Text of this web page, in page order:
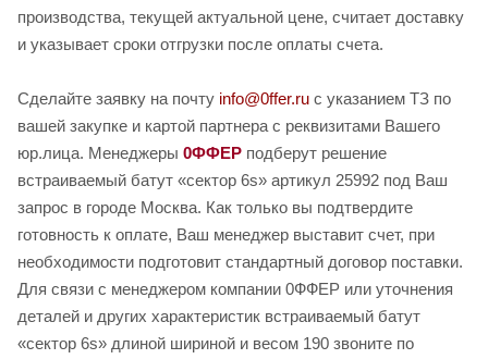
производства, текущей актуальной цене, считает доставку
и указывает сроки отгрузки после оплаты счета.
Сделайте заявку на почту info@0ffer.ru с указанием ТЗ по
вашей закупке и картой партнера с реквизитами Вашего
юр.лица. Менеджеры 0ФФЕР подберут решение
встраиваемый батут «сектор 6s» артикул 25992 под Ваш
запрос в городе Москва. Как только вы подтвердите
готовность к оплате, Ваш менеджер выставит счет, при
необходимости подготовит стандартный договор поставки.
Для связи с менеджером компании 0ФФЕР или уточнения
деталей и других характеристик встраиваемый батут
«сектор 6s» длиной шириной и весом 190 звоните по